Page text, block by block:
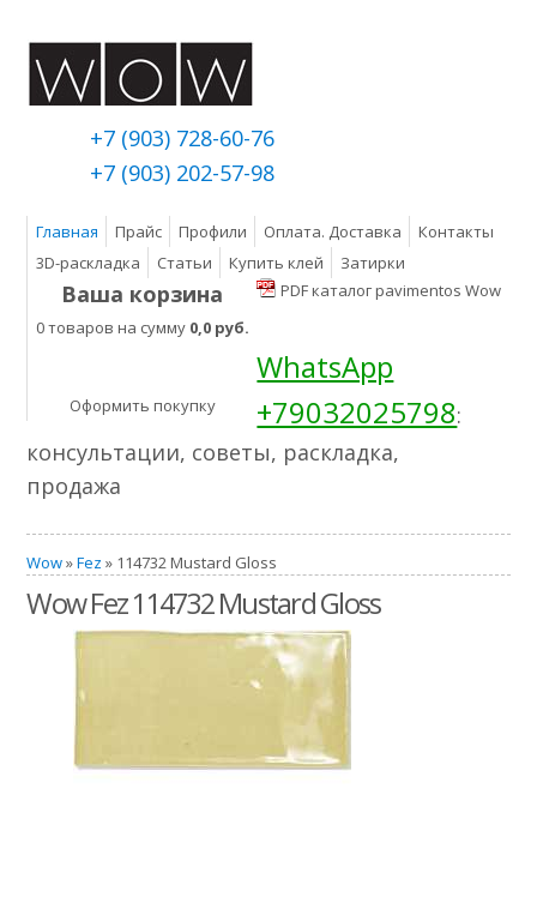
+7 (903) 728-60-76
+7 (903) 202-57-98
Главная Прайс Профили Оплата. Доставка
Контакты
3D-раскладка
Статьи Купить клей Затирки
Ваша корзина
0 товаров на сумму 0,0 руб.
Оформить покупку
PDF каталог pavimentos Wow
WhatsApp
+79032025798:
консультации, советы, раскладка,
продажа
Wow»Fez » 114732 Mustard Gloss
Wow Fez 114732 Mustard Gloss